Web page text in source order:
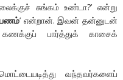
சுங்கம் உண்டா?’ என்று
’ என்றான். இவன் தன்னுடன்
பார்த்துக் காசைக்
வந்தவர்களைப்